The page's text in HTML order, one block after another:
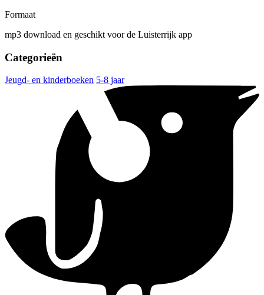
Formaat
mp3 download en geschikt voor de Luisterrijk app
Categorieën
Jeugd- en kinderboeken 5-8 jaar